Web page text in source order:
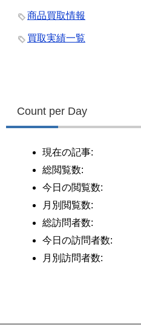
商品買取情報
買取実績一覧
Count per Day
現在の記事:
総閲覧数:
今日の閲覧数:
月別閲覧数:
総訪問者数:
今日の訪問者数:
月別訪問者数: